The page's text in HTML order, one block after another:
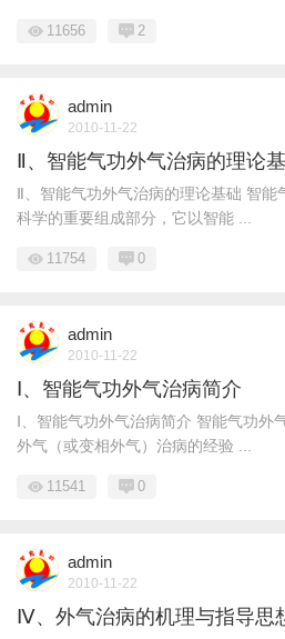
11656 2
admin
2010-11-22
Ⅱ、智能气功外气治病的理论
Ⅱ、智能气功外气治病的理论基础 智能
科学的重要组成部分，它以智能 ...
11754 0
admin
2010-11-22
Ⅰ、智能气功外气治病简介
Ⅰ、智能气功外气治病简介 智能气功外
外气（或变相外气）治病的经验 ...
11541 0
admin
2010-11-22
Ⅳ、外气治病的机理与指导思